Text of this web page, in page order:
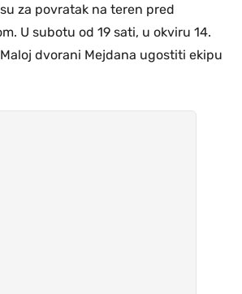
za povratak na teren pred
U subotu od 19 sati, u okviru 14.
dvorani Mejdana ugostiti ekipu